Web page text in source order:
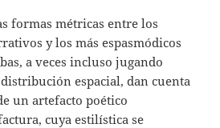
formas métricas entre los
y los más espasmódicos
a veces incluso jugando
espacial, dan cuenta
un artefacto poético
cuya estilística se